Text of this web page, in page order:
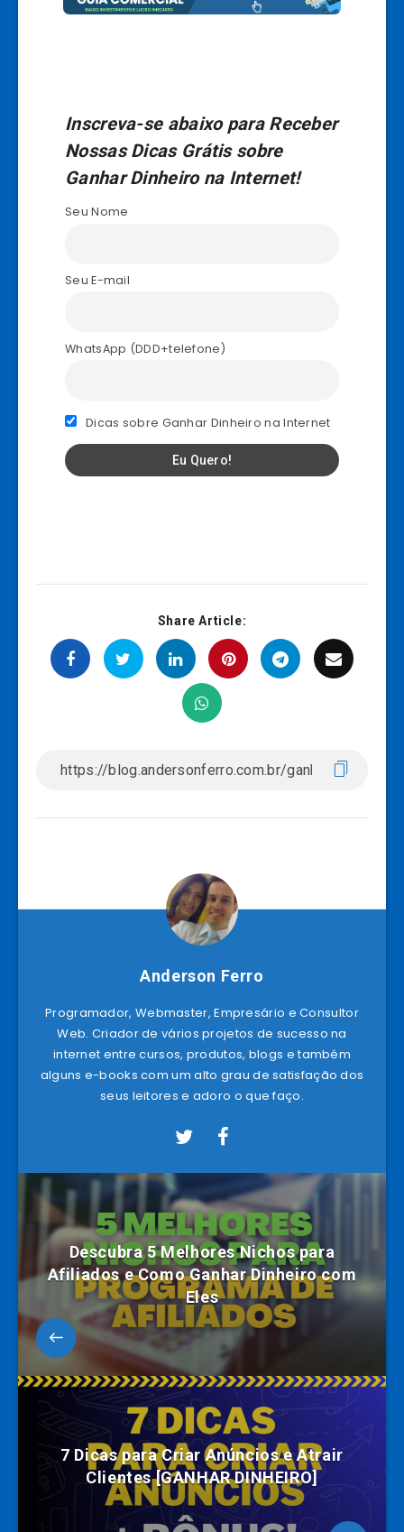
Inscreva-se abaixo para Receber
Nossas Dicas Grátis sobre
Ganhar Dinheiro na Internet!
Seu Nome
Seu E-mail
WhatsApp (DDD+telefone)
Dicas sobre Ganhar Dinheiro na Internet
Share Article:
Anderson Ferro
Programador, Webmaster, Empresário e Consultor
Web. Criador de vários projetos de sucesso na
internet entre cursos, produtos, blogs e também
alguns e-books com um alto grau de satisfação dos
seus leitores e adoro o que faço.
Descubra 5 Melhores Nichos para
Afiliados e Como Ganhar Dinheiro com
Eles
7 Dicas para Criar Anúncios e Atrair
Clientes [GANHAR DINHEIRO]